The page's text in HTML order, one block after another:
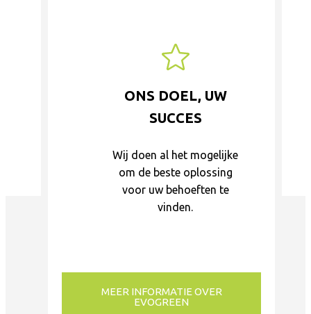
ONS DOEL, UW
SUCCES
Wij doen al het mogelijke
om de beste oplossing
voor uw behoeften te
vinden.
MEER INFORMATIE OVER
EVOGREEN